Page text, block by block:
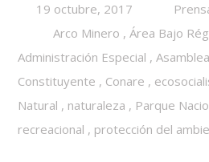
19 octubre, 2017
Arco Minero ,Área Bajo
Administración Especial ,
Constituyente , Conare ,
Natural , naturaleza , Parque
recreacional , protección del